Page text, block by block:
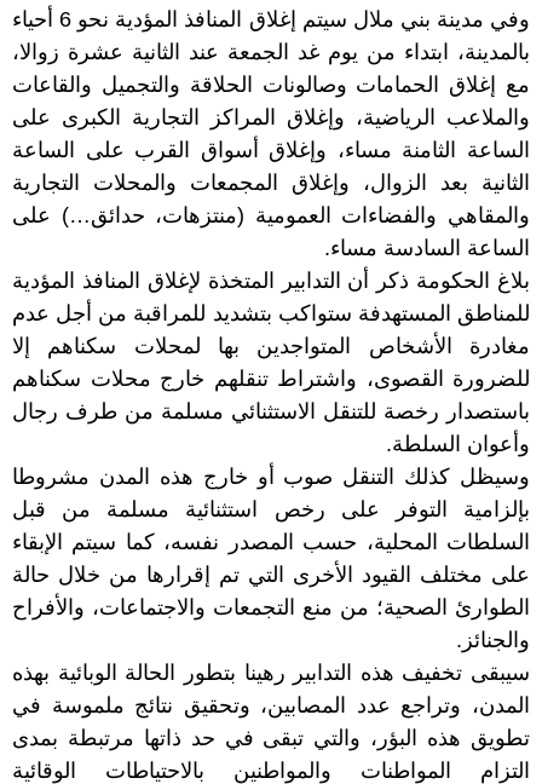
وفي مدينة بني ملال سيتم إغلاق المنافذ المؤدية نحو 6 أحياء
بالمدينة، ابتداء من يوم غد الجمعة عند الثانية عشرة زوالا،
مع إغلاق الحمامات وصالونات الحلاقة والتجميل والقاعات
والملاعب الرياضية، وإغلاق المراكز التجارية الكبرى على
الساعة الثامنة مساء، وإغلاق أسواق القرب على الساعة
الثانية بعد الزوال، وإغلاق المجمعات والمحلات التجارية
والمقاهي والفضاءات العمومية (منتزهات، حدائق…) على
الساعة السادسة مساء.
بلاغ الحكومة ذكر أن التدابير المتخذة لإغلاق المنافذ المؤدية
للمناطق المستهدفة ستواكب بتشديد للمراقبة من أجل عدم
مغادرة الأشخاص المتواجدين بها لمحلات سكناهم إلا
للضرورة القصوى، واشتراط تنقلهم خارج محلات سكناهم
باستصدار رخصة للتنقل الاستثنائي مسلمة من طرف رجال
وأعوان السلطة.
وسيظل كذلك التنقل صوب أو خارج هذه المدن مشروطا
بإلزامية التوفر على رخص استثنائية مسلمة من قبل
السلطات المحلية، حسب المصدر نفسه، كما سيتم الإبقاء
على مختلف القيود الأخرى التي تم إقرارها من خلال حالة
الطوارئ الصحية؛ من منع التجمعات والاجتماعات، والأفراح
والجنائز.
سيبقى تخفيف هذه التدابير رهينا بتطور الحالة الوبائية بهذه
المدن، وتراجع عدد المصابين، وتحقيق نتائج ملموسة في
تطويق هذه البؤر، والتي تبقى في حد ذاتها مرتبطة بمدى
التزام المواطنات والمواطنين بالاحتياطات الوقائية